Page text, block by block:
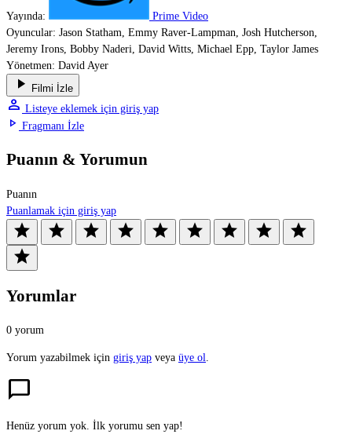
Yayında:
Prime Video
Oyuncular: Jason Statham, Emmy Raver-Lampman, Josh Hutcherson,
Jeremy Irons, Bobby Naderi, David Witts, Michael Epp, Taylor James
Yönetmen: David Ayer
play_arrow Filmi İzle
person Listeye eklemek için giriş yap
play_arrow Fragmanı İzle
Puanın & Yorumun
Puanın
Puanlamak için giriş yap
star star star star star star star star
star
star
Yorumlar
0 yorum
Yorum yazabilmek için giriş yap veya üye ol.
chat_bubble
Henüz yorum yok. İlk yorumu sen yap!